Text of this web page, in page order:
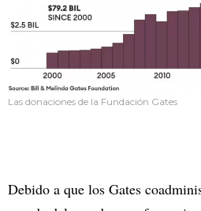
Las donaciones de la Fundación Gates
Debido a que los Gates